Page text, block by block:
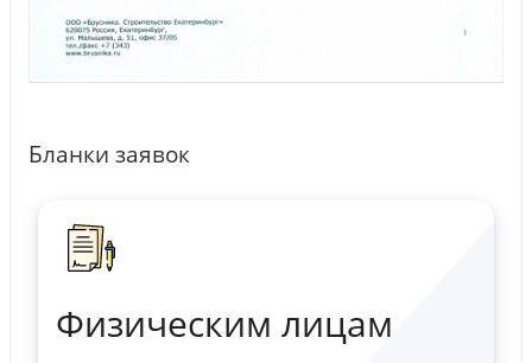
Бланки заявок
Физическим лицам